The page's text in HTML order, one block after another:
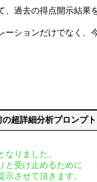
、過去の得点開示結果
ーションだけでなく
の超詳細分析プロンプ
なりました。
と受け止めるために
示させて頂きます。